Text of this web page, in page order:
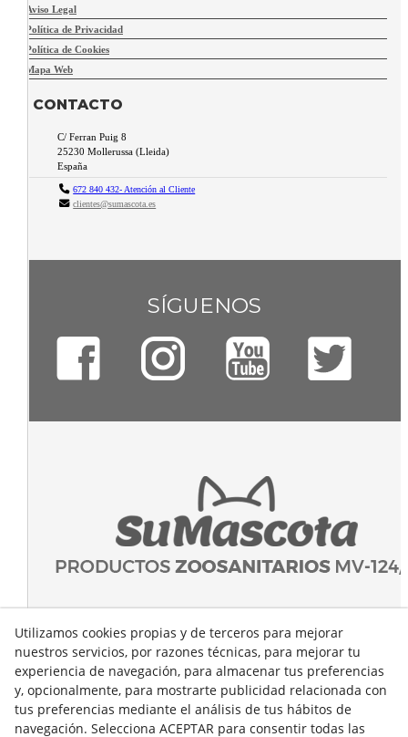
Aviso Legal
Política de Privacidad
Política de Cookies
Mapa Web
CONTACTO
C/ Ferran Puig 8
25230 Mollerussa (Lleida)
España
672 840 432- Atención al Cliente
clientes@sumascota.es
SÍGUENOS
Utilizamos cookies propias y de terceros para mejorar
nuestros servicios, por razones técnicas, para mejorar tu
experiencia de navegación, para almacenar tus preferencias
y, opcionalmente, para mostrarte publicidad relacionada con
tus preferencias mediante el análisis de tus hábitos de
navegación. Selecciona ACEPTAR para consentir todas las